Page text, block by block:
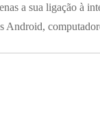
a sua ligação à
Android,